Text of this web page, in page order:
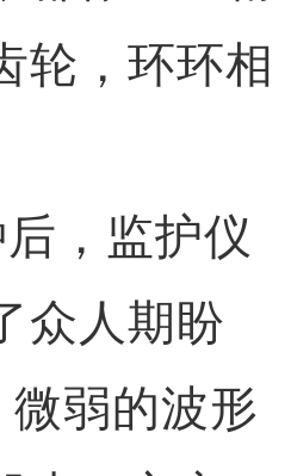
轮，环环相
，监护仪
众人期盼
微弱的波形